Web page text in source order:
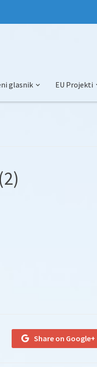
glasnik EU Projekti
Share on Google+